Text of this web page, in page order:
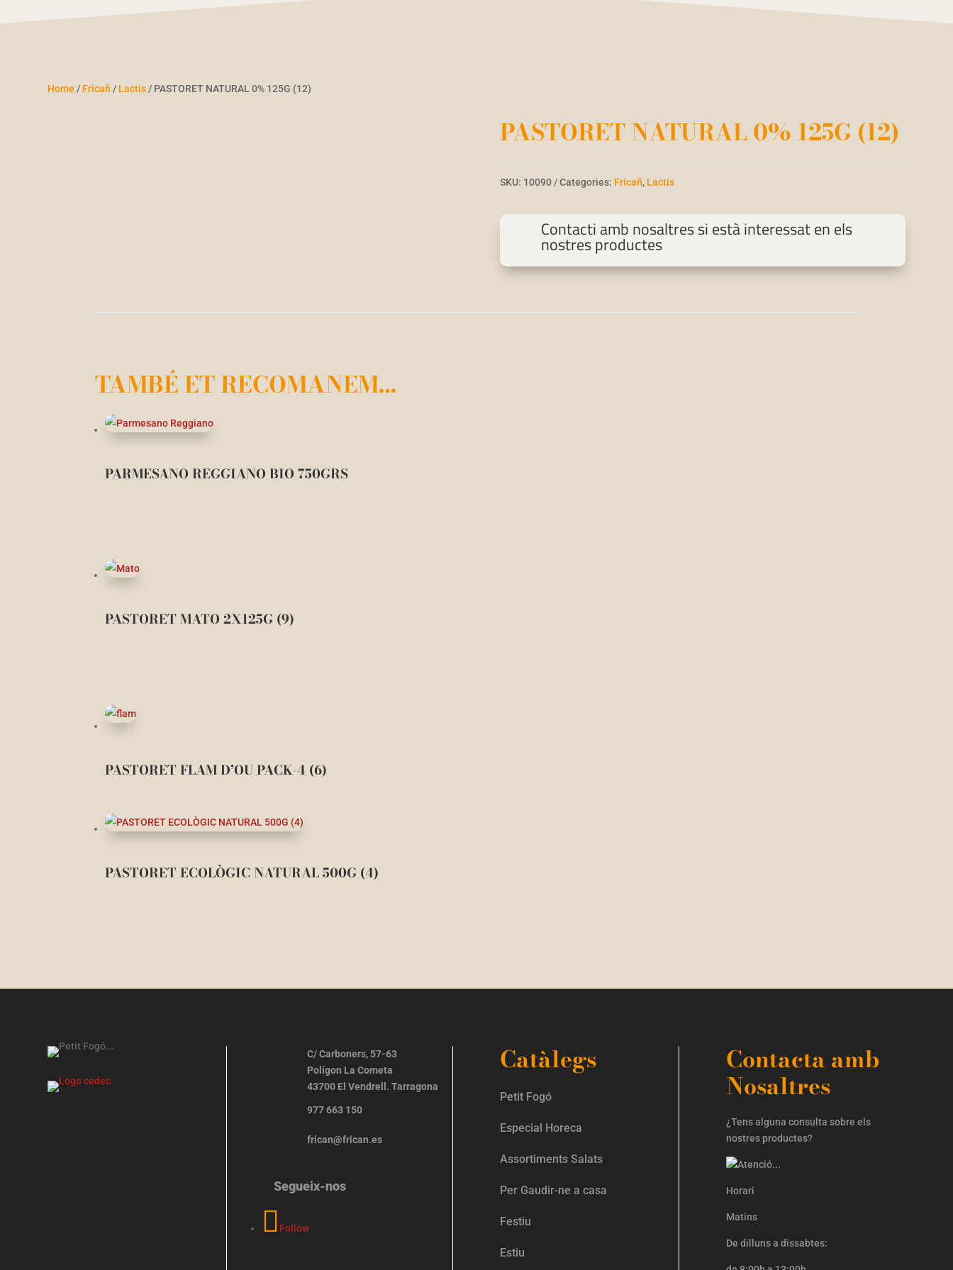
Home / Fricañ / Lactis / PASTORET NATURAL 0% 125G (12)
PASTORET NATURAL 0% 125G (12)
SKU: 10090 Categories: Fricañ, Lactis
Contacti amb nosaltres si està interessat en els
nostres productes
TAMBÉ ET RECOMANEM…
PARMESANO REGGIANO BIO 750GRS
PASTORET MATO 2X125G (9)
PASTORET FLAM D’OU PACK-4 (6)
PASTORET ECOLÒGIC NATURAL 500G (4)
C/ Carboners, 57-63
Polígon La Cometa
43700 El Vendrell. Tarragona
977 663 150
frican@frican.es
Segueix-nos
Follow
Catàlegs
Petit Fogó
Especial Horeca
Assortiments Salats
Per Gaudir-ne a casa
Festiu
Estiu
Contacta amb
Nosaltres
¿Tens alguna consulta sobre els
nostres productes?
Horari
Matins
De dilluns a dissabtes: